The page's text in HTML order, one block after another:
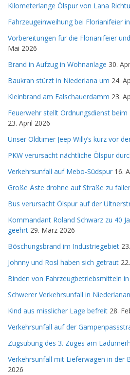
Kilometerlange Ölspur von Lana
Fahrzeugeinweihung bei Florianifeier
Vorbereitungen für die Florianifeier
Mai 2026
Brand in Aufzug in Wohnanlage 30.
Baukran stürzt in Niederlana um 24.
Kleinbrand am Falschauerdamm 23.
Feuerwehr stellt Ordnungsdienst
23. April 2026
Unser Oldtimer Jeep Willy’s kurz vor
PKW verursacht nächtliche Ölspur
Verkehrsunfall auf Mebo-Südspur 16.
Große Äste drohne auf Straße zu
Bus verursacht Ölspur auf der
Kommandant Roland Schwarz zu 40
geehrt 29. März 2026
Böschungsbrand im Industriegebiet
Johnny und Rosl haben sich getraut
Binden von Fahrzeugbetriebsmitteln
Schwerer Verkehrsunfall in
Kind aus misslicher Lage befreit 28.
Verkehrsunfall auf der
Zugsübung des 3. Zuges am
Verkehrsunfall mit Lieferwagen in der
2026